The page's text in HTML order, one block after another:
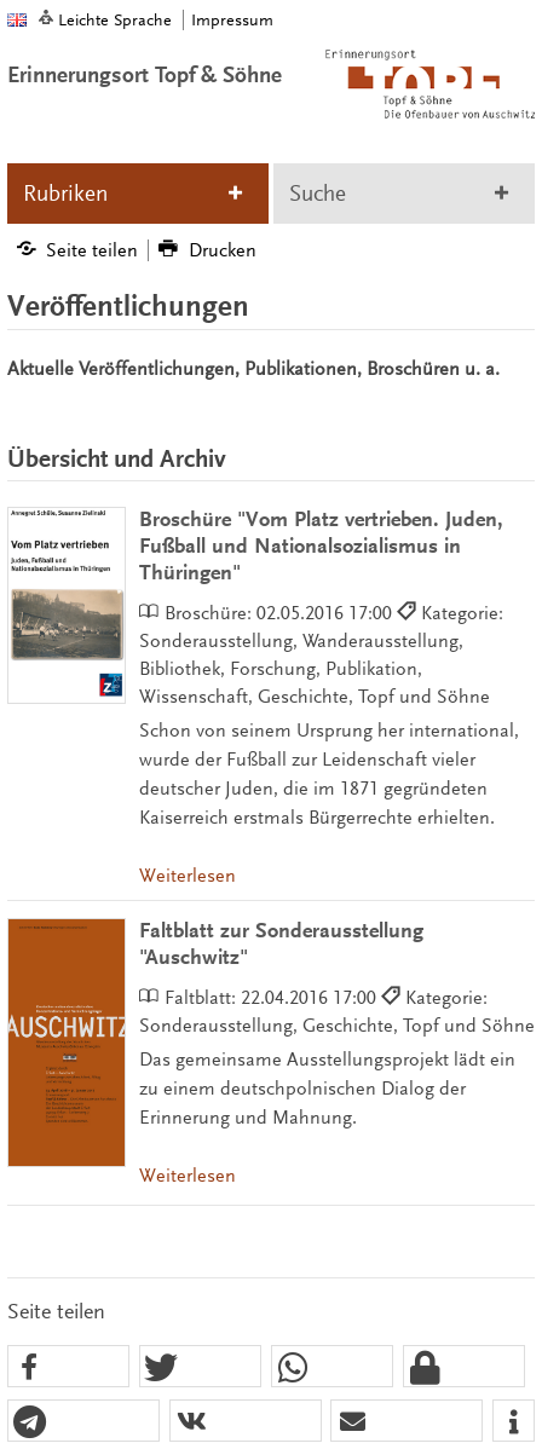
Leichte Sprache Impressum
Erinnerungsort Topf & Söhne
Rubriken Suche
Seite teilen Drucken
Veröffentlichungen
Aktuelle Veröffentlichungen, Publikationen, Broschüren u. a.
Übersicht und Archiv
Broschüre "Vom Platz vertrieben. Juden,
Fußball und Nationalsozialismus in
Thüringen"
Broschüre: 02.05.2016 17:00
Kategorie:
Sonderausstellung, Wanderausstellung,
Bibliothek, Forschung, Publikation,
Wissenschaft, Geschichte, Topf und Söhne
Schon von seinem Ursprung her international,
wurde der Fußball zur Leidenschaft vieler
deutscher Juden, die im 1871 gegründeten
Kaiserreich erstmals Bürgerrechte erhielten.
Weiterlesen
Faltblatt zur Sonderausstellung
"Auschwitz"
Faltblatt: 22.04.2016 17:00
Kategorie:
Sonderausstellung, Geschichte, Topf und Söhne
Das gemeinsame Ausstellungsprojekt lädt ein
zu einem deutschpolnischen Dialog der
Erinnerung und Mahnung.
Weiterlesen
Seite teilen